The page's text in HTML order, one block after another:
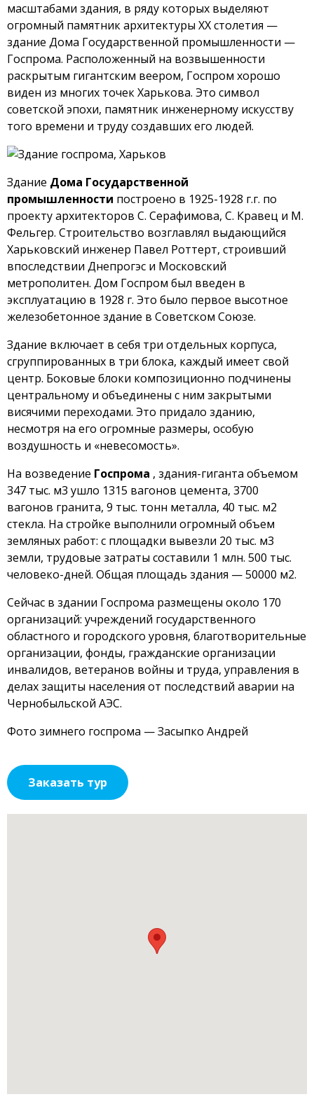
масштабами здания, в ряду которых выделяют
огромный памятник архитектуры XX столетия —
здание Дома Государственной промышленности —
Госпрома. Расположенный на возвышенности
раскрытым гигантским веером, Госпром хорошо
виден из многих точек Харькова. Это символ
советской эпохи, памятник инженерному искусству
того времени и труду создавших его людей.
Здание Дома Государственной
промышленности построено в 1925-1928 г.г. по
проекту архитекторов С. Серафимова, С. Кравец и М.
Фельгер. Строительство возглавлял выдающийся
Харьковский инженер Павел Роттерт, строивший
впоследствии Днепрогэс и Московский
метрополитен. Дом Госпром был введен в
эксплуатацию в 1928 г. Это было первое высотное
железобетонное здание в Советском Союзе.
Здание включает в себя три отдельных корпуса,
сгруппированных в три блока, каждый имеет свой
центр. Боковые блоки композиционно подчинены
центральному и объединены с ним закрытыми
висячими переходами. Это придало зданию,
несмотря на его огромные размеры, особую
воздушность и «невесомость».
На возведение Госпрома , здания-гиганта объемом
347 тыс. м3 ушло 1315 вагонов цемента, 3700
вагонов гранита, 9 тыс. тонн металла, 40 тыс. м2
стекла. На стройке выполнили огромный объем
земляных работ: с площадки вывезли 20 тыс. м3
земли, трудовые затраты составили 1 млн. 500 тыс.
человеко-дней. Общая площадь здания — 50000 м2.
Сейчас в здании Госпрома размещены около 170
организаций: учреждений государственного
областного и городского уровня, благотворительные
организации, фонды, гражданские организации
инвалидов, ветеранов войны и труда, управления в
делах защиты населения от последствий аварии на
Чернобыльской АЭС.
Фото зимнего госпрома — Засыпко Андрей
Заказать тур